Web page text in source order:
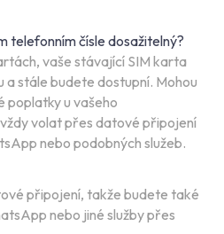
telefonním čísle dosažitelný?
vaše stávající SIM karta
a stále budete dostupní. Mohou
poplatky u vašeho
volat přes datové připojení
nebo podobných služeb.
připojení, takže budete také
nebo jiné služby přes